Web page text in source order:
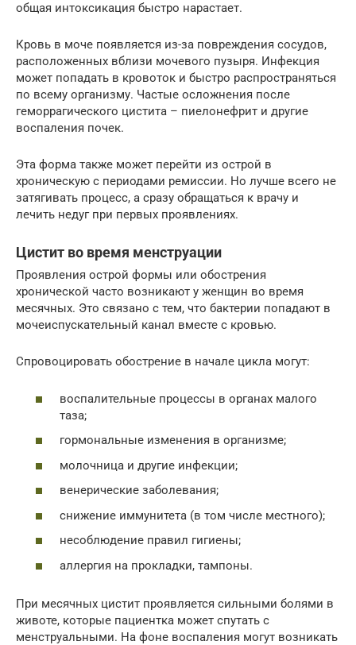
общая интоксикация быстро нарастает.
Кровь в моче появляется из-за повреждения сосудов,
расположенных вблизи мочевого пузыря. Инфекция
может попадать в кровоток и быстро распространяться
по всему организму. Частые осложнения после
геморрагического цистита – пиелонефрит и другие
воспаления почек.
Эта форма также может перейти из острой в
хроническую с периодами ремиссии. Но лучше всего не
затягивать процесс, а сразу обращаться к врачу и
лечить недуг при первых проявлениях.
Цистит во время менструации
Проявления острой формы или обострения
хронической часто возникают у женщин во время
месячных. Это связано с тем, что бактерии попадают в
мочеиспускательный канал вместе с кровью.
Спровоцировать обострение в начале цикла могут:
воспалительные процессы в органах малого
таза;
гормональные изменения в организме;
молочница и другие инфекции;
венерические заболевания;
снижение иммунитета (в том числе местного);
несоблюдение правил гигиены;
аллергия на прокладки, тампоны.
При месячных цистит проявляется сильными болями в
животе, которые пациентка может спутать с
менструальными. На фоне воспаления могут возникать